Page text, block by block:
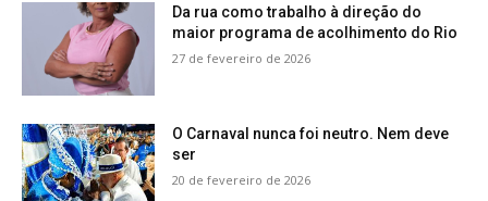
Da rua como trabalho à direção do
maior programa de acolhimento do Rio
27 de fevereiro de 2026
O Carnaval nunca foi neutro. Nem deve
ser
20 de fevereiro de 2026